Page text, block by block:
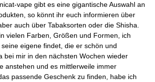
vape gibt es eine gigantische Auswahl an
so könnt ihr euch informieren über
auch über Tabaksorten oder die Shisha.
vielen Farben, Größen und Formen, ich
eigene findet, die er schön und
bei mir in den nächsten Wochen wieder
anstehen und es mittlerweile immer
passende Geschenk zu finden, habe ich